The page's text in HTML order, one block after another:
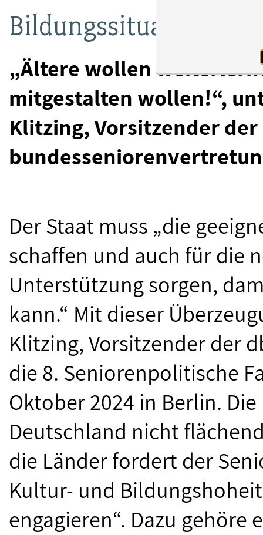
Bildungssituation
„Ältere wollen
mitgestalten wollen!“,
Klitzing, Vorsitzender
Der Staat muss „die
schaffen und auch für die
Unterstützung sorgen,
kann.“ Mit dieser
Klitzing, Vorsitzender der
die 8. Seniorenpolitische
Oktober 2024 in Berlin.
Deutschland nicht
die Länder fordert der
Kultur- und
engagieren“. Dazu